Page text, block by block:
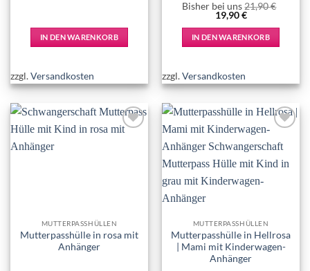
IN DEN WARENKORB
zzgl.Versandkosten
Bisher bei uns 21,90€
Ursprünglicher
Preis
war:
21,90 €
19,90€Aktueller
ist:
19,90 €.
IN DEN WARENKORB
zzgl.Versandkosten
MUTTERPASSHÜLLEN
Mutterpasshülle in rosa mit
Anhänger
wishlist
MUTTERPASSHÜLLEN
Mutterpasshülle in Hellrosa
| Mami mit Kinderwagen-
Anhänger